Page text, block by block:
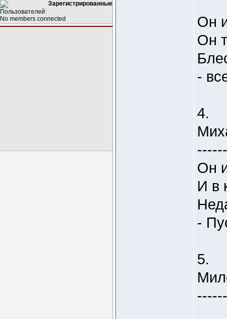
Зарегистрированные
No members connected
Он
Он
-
4.
Он
И в
-
5.